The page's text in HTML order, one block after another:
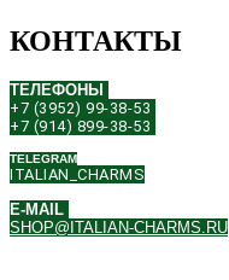
КОНТАКТЫ
ТЕЛЕФОНЫ
+7 (3952) 99-38-53
+7 (914) 899-38-53
TELEGRAM
ITALIAN_CHARMS
E-MAIL
SHOP@ITALIAN-CHARMS.RU